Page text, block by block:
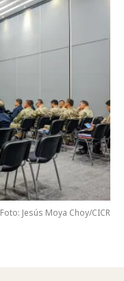
Foto: Jesús Moya Choy/CICR